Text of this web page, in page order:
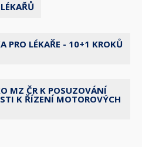
PRO LÉKAŘE - 10+1 KROKŮ
MZ ČR K POSUZOVÁNÍ
K ŘÍZENÍ MOTOROVÝCH